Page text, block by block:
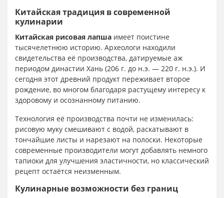
Китайская традиция в современной
кулинарии
Китайская рисовая лапша имеет поистине
тысячелетнюю историю. Археологи находили
свидетельства её производства, датируемые аж
периодом династии Хань (206 г. до н.э. — 220 г. н.э.). И
сегодня этот древний продукт переживает второе
рождение, во многом благодаря растущему интересу к
здоровому и осознанному питанию.
Технология её производства почти не изменилась:
рисовую муку смешивают с водой, раскатывают в
тончайшие листы и нарезают на полоски. Некоторые
современные производители могут добавлять немного
тапиоки для улучшения эластичности, но классический
рецепт остаётся неизменным.
Кулинарные возможности без границ